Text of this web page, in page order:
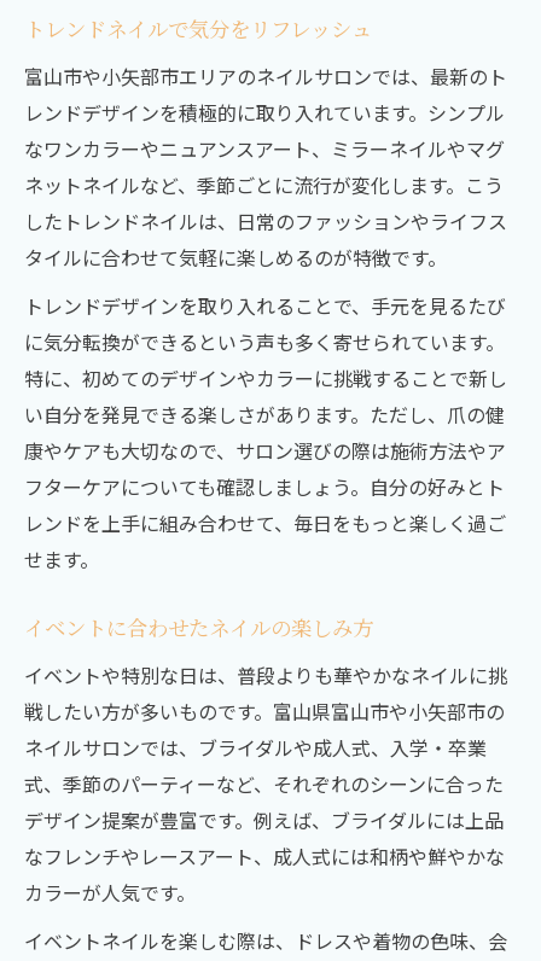
トレンドネイルで気分をリフレッシュ
富山市や小矢部市エリアのネイルサロンでは、最新のト
レンドデザインを積極的に取り入れています。シンプル
なワンカラーやニュアンスアート、ミラーネイルやマグ
ネットネイルなど、季節ごとに流行が変化します。こう
したトレンドネイルは、日常のファッションやライフス
タイルに合わせて気軽に楽しめるのが特徴です。
トレンドデザインを取り入れることで、手元を見るたび
に気分転換ができるという声も多く寄せられています。
特に、初めてのデザインやカラーに挑戦することで新し
い自分を発見できる楽しさがあります。ただし、爪の健
康やケアも大切なので、サロン選びの際は施術方法やア
フターケアについても確認しましょう。自分の好みとト
レンドを上手に組み合わせて、毎日をもっと楽しく過ご
せます。
イベントに合わせたネイルの楽しみ方
イベントや特別な日は、普段よりも華やかなネイルに挑
戦したい方が多いものです。富山県富山市や小矢部市の
ネイルサロンでは、ブライダルや成人式、入学・卒業
式、季節のパーティーなど、それぞれのシーンに合った
デザイン提案が豊富です。例えば、ブライダルには上品
なフレンチやレースアート、成人式には和柄や鮮やかな
カラーが人気です。
イベントネイルを楽しむ際は、ドレスや着物の色味、会